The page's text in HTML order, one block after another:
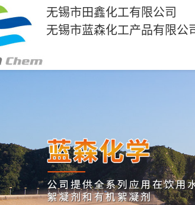
无锡市田鑫化工有限公司
无锡市蓝森化工产品有限公